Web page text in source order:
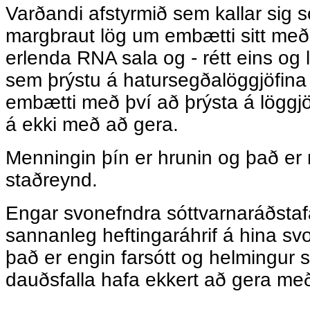
Varðandi afstyrmið sem kallar sig
margbraut lög um embætti sitt
erlenda RNA sala og - rétt eins og
sem þrýstu á
embætti með því að þrýsta á
á ekki með að gera.
Menningin þín er hrunin og það
staðreynd.
Engar svonefndra
sannanleg heftingaráhrif á hina
það er engin farsótt og helmingur
dauðsfalla hafa ekkert að gera